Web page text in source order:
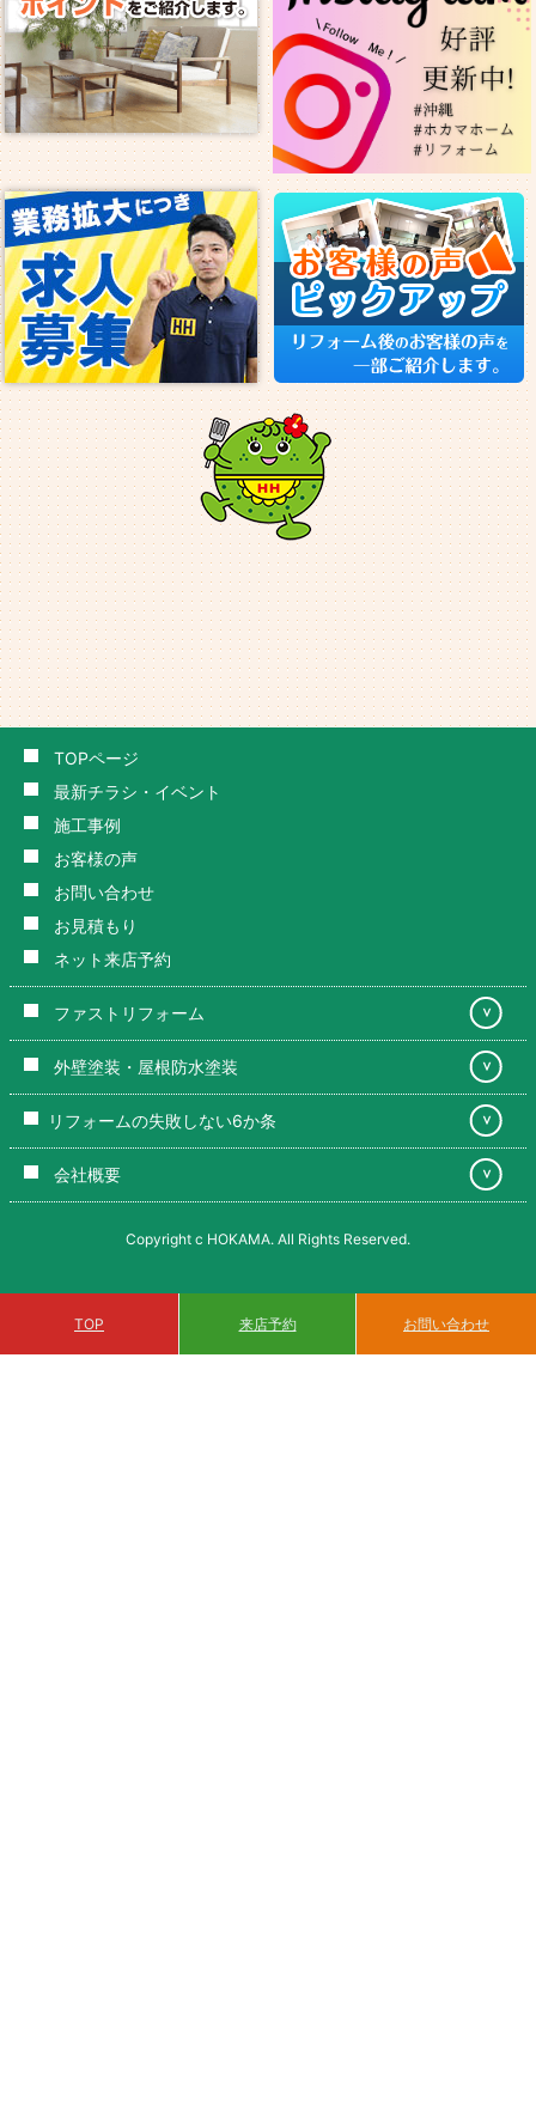
TOPページ
最新チラシ・イベント
施工事例
お客様の声
お問い合わせ
お見積もり
ネット来店予約
ファストリフォーム ＞
外壁塗装・屋根防水塗装 ＞
リフォームの失敗しない6か条 ＞
会社概要 ＞
Copyright c HOKAMA. All Rights Reserved.
TOP 来店予約 お問い合わせ